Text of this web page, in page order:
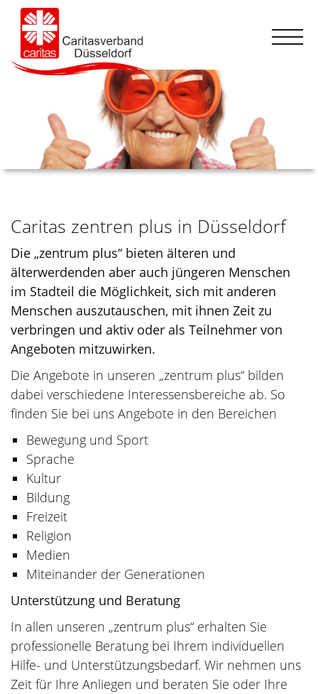
Caritas zentren plus in Düsseldorf
Die „zentrum plus“ bieten älteren und
älterwerdenden aber auch jüngeren Menschen
im Stadteil die Möglichkeit, sich mit anderen
Menschen auszutauschen, mit ihnen Zeit zu
verbringen und aktiv oder als Teilnehmer von
Angeboten mitzuwirken.
Die Angebote in unseren „zentrum plus“ bilden
dabei verschiedene Interessensbereiche ab. So
finden Sie bei uns Angebote in den Bereichen
Bewegung und Sport
Sprache
Kultur
Bildung
Freizeit
Religion
Medien
Miteinander der Generationen
Unterstützung und Beratung
In allen unseren „zentrum plus“ erhalten Sie
professionelle Beratung bei Ihrem individuellen
Hilfe- und Unterstützungsbedarf. Wir nehmen uns
Zeit für Ihre Anliegen und beraten Sie oder Ihre